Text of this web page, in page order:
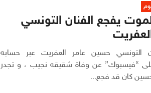
يفجع الفنان التونسي
التونسي حسين عامر العفريت عبر حسابه
“فيسبوك” عن وفاة شقيقه نجيب ، و تجدر
حسين كان قد فجع...